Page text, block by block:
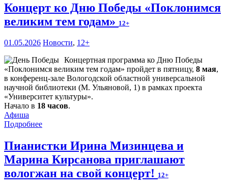
Концерт ко Дню Победы «Поклонимся
великим тем годам» 12+
01.05.2026 Новости, 12+
Концертная программа ко Дню Победы
«Поклонимся великим тем годам» пройдет в пятницу, 8 мая,
в конференц-зале Вологодской областной универсальной
научной библиотеки (М. Ульяновой, 1) в рамках проекта
«Университет культуры».
Начало в 18 часов.
Афиша
Подробнее
Пианистки Ирина Мизинцева и
Марина Кирсанова приглашают
вологжан на свой концерт! 12+